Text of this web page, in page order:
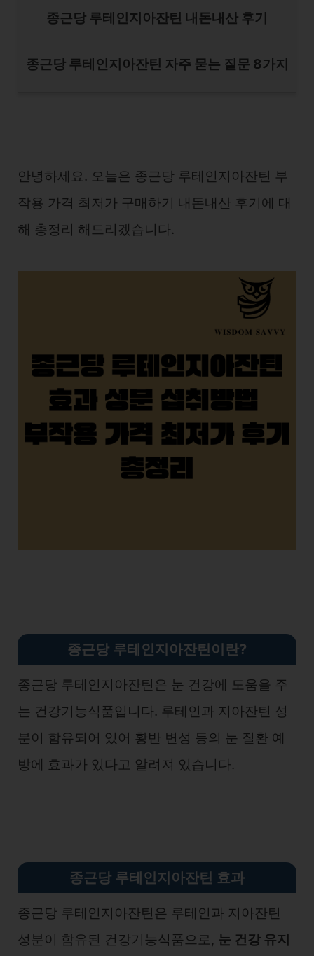
종근당 루테인지아잔틴 내돈내산 후기
종근당 루테인지아잔틴 자주 묻는 질문 8가지
안녕하세요. 오늘은 종근당 루테인지아잔틴 부
작용 가격 최저가 구매하기 내돈내산 후기에 대
해 총정리 해드리겠습니다.
종근당 루테인지아잔틴이란?
종근당 루테인지아잔틴은 눈 건강에 도움을 주
는 건강기능식품입니다. 루테인과 지아잔틴 성
분이 함유되어 있어 황반 변성 등의 눈 질환 예
방에 효과가 있다고 알려져 있습니다.
종근당 루테인지아잔틴 효과
종근당 루테인지아잔틴은 루테인과 지아잔틴
성분이 함유된 건강기능식품으로, 눈 건강 유지